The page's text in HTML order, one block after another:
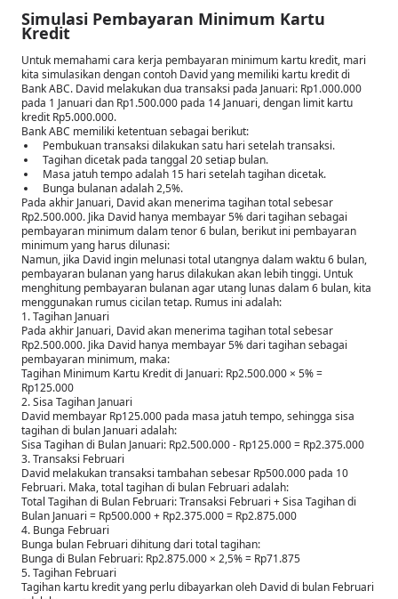
Simulasi Pembayaran Minimum Kartu
Kredit
Untuk memahami cara kerja pembayaran minimum kartu kredit, mari
kita simulasikan dengan contoh David yang memiliki kartu kredit di
Bank ABC. David melakukan dua transaksi pada Januari: Rp1.000.000
pada 1 Januari dan Rp1.500.000 pada 14 Januari, dengan limit kartu
kredit Rp5.000.000.
Bank ABC memiliki ketentuan sebagai berikut:
Pembukuan transaksi dilakukan satu hari setelah transaksi.
Tagihan dicetak pada tanggal 20 setiap bulan.
Masa jatuh tempo adalah 15 hari setelah tagihan dicetak.
Bunga bulanan adalah 2,5%.
Pada akhir Januari, David akan menerima tagihan total sebesar
Rp2.500.000. Jika David hanya membayar 5% dari tagihan sebagai
pembayaran minimum dalam tenor 6 bulan, berikut ini pembayaran
minimum yang harus dilunasi:
Namun, jika David ingin melunasi total utangnya dalam waktu 6 bulan,
pembayaran bulanan yang harus dilakukan akan lebih tinggi. Untuk
menghitung pembayaran bulanan agar utang lunas dalam 6 bulan, kita
menggunakan rumus cicilan tetap. Rumus ini adalah:
1. Tagihan Januari
Pada akhir Januari, David akan menerima tagihan total sebesar
Rp2.500.000. Jika David hanya membayar 5% dari tagihan sebagai
pembayaran minimum, maka:
Tagihan Minimum Kartu Kredit di Januari: Rp2.500.000 × 5% =
Rp125.000
2. Sisa Tagihan Januari
David membayar Rp125.000 pada masa jatuh tempo, sehingga sisa
tagihan di bulan Januari adalah:
Sisa Tagihan di Bulan Januari: Rp2.500.000 - Rp125.000 = Rp2.375.000
3. Transaksi Februari
David melakukan transaksi tambahan sebesar Rp500.000 pada 10
Februari. Maka, total tagihan di bulan Februari adalah:
Total Tagihan di Bulan Februari: Transaksi Februari + Sisa Tagihan di
Bulan Januari = Rp500.000 + Rp2.375.000 = Rp2.875.000
4. Bunga Februari
Bunga bulan Februari dihitung dari total tagihan:
Bunga di Bulan Februari: Rp2.875.000 × 2,5% = Rp71.875
5. Tagihan Februari
Tagihan kartu kredit yang perlu dibayarkan oleh David di bulan Februari